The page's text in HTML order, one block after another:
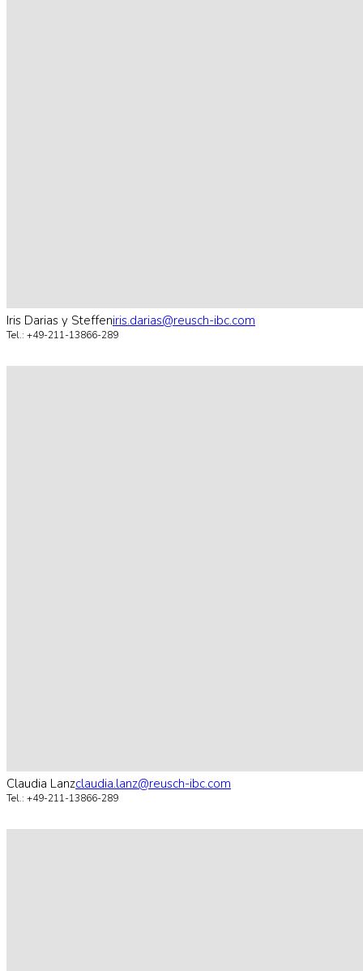
Iris Darias y Steffeniris.darias@reusch-ibc.com
Tel.: +49-211-13866-289
Claudia Lanzclaudia.lanz@reusch-ibc.com
Tel.: +49-211-13866-289